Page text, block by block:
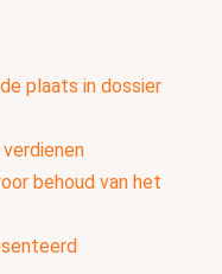
plaats in dossier
behoud van het